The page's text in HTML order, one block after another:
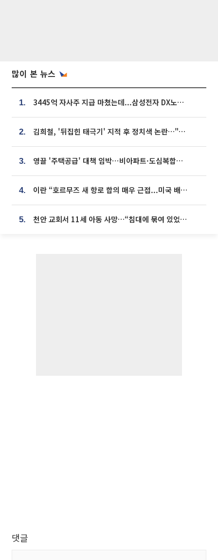
많이 본 뉴스
1. 3445억 자사주 지급 마쳤는데...삼성전자 DX노조, 뒤늦은 '떼쓰기 집회'
2. 김희철, '뒤집힌 태극기' 지적 후 정치색 논란…"좌우 떠나 우리나라 국기"
3. 영끌 '주택공급' 대책 임박⋯비아파트·도심복합까지 총동원
4. 이란 “호르무즈 새 항로 합의 매우 근접...미국 배상 먼저”
5. 천안 교회서 11세 아동 사망…“침대에 묶여 있었다” 진술 확보
댓글